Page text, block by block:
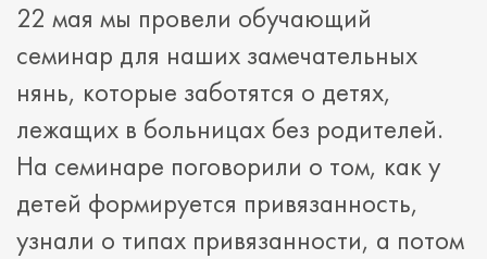
22 мая мы провели обучающий
семинар для наших замечательных
нянь, которые заботятся о детях,
лежащих в больницах без родителей.
На семинаре поговорили о том, как у
детей формируется привязанность,
узнали о типах привязанности, а потом